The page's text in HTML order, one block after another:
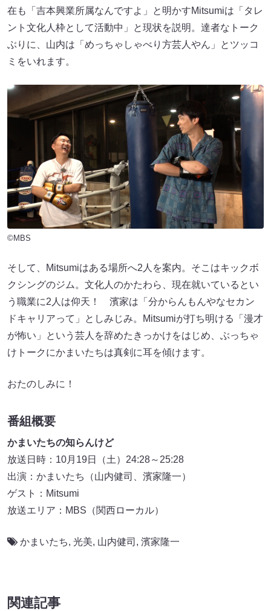
在も「吉本興業所属なんですよ」と明かすMitsumiは「タレ
ント文化人枠として活動中」と現状を説明。達者なトーク
ぶりに、山内は「めっちゃしゃべり方芸人やん」とツッコ
ミをいれます。
©MBS
そして、Mitsumiはある場所へ2人を案内。そこはキックボ
クシングのジム。文化人のかたわら、現在就いているとい
う職業に2人は仰天！ 濱家は「分からんもんやなセカン
ドキャリアって」としみじみ。Mitsumiが打ち明ける「漫才
が怖い」という芸人を辞めたきっかけをはじめ、ぶっちゃ
けトークにかまいたちは真剣に耳を傾けます。
おたのしみに！
番組概要
かまいたちの知らんけど
放送日時：10月19日（土）24:28～25:28
出演：かまいたち（山内健司、濱家隆一）
ゲスト：Mitsumi
放送エリア：MBS（関西ローカル）
かまいたち, 光美, 山内健司 , 濱家隆一
関連記事